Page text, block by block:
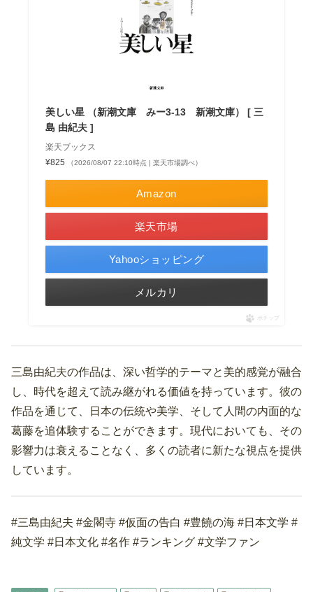
美しい星 （新潮文庫 みー3-13 新潮文庫） [ 三
島 由紀夫 ]
楽天ブックス
¥825
（2026/08/07 22:10時点 | 楽天市場調べ）
Amazon
楽天市場
Yahooショッピング
メルカリ
ポチップ
三島由紀夫の作品は、深い哲学的テーマと美的感覚が融合
し、時代を超えて読み継がれる価値を持っています。彼の
作品を通じて、日本の伝統や美学、そして人間の内面的な
葛藤を追体験することができます。現代においても、その
影響力は衰えることなく、多くの読者に新たな視点を提供
しています。
#三島由紀夫 #金閣寺 #仮面の告白 #豊饒の海 #日本文学 #
純文学 #日本文化 #名作 #ランキング #文学ファン